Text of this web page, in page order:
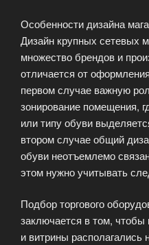
Особенности дизайна
Дизайн крупных сетевых
множество брендов и
отличается от
первом случае важную
зонирование помещения,
или типу обуви
втором случае общий
обуви неотъемлемо
этом нужно учитывать
Подбор торгового
заключается в том,
и витрины